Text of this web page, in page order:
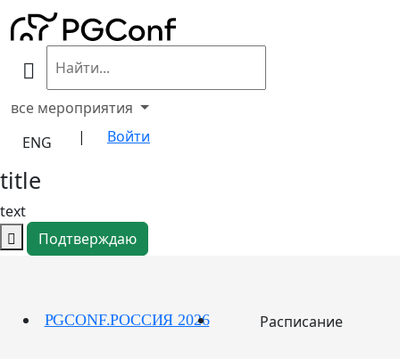
все мероприятия
ENG
| Войти
title
text
Подтверждаю
PGCONF.PОССИЯ 2026 Расписание